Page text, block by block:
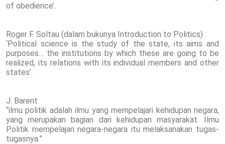
of obedience’.
Roger F. Soltau (dalam bukunya Introduction to Politics) :
‘Political science is the study of the state, its aims and
purposes… the institutions by which these are going to be
realized, its relations with its individual members and other
states’.
J. Barent
“ilmu politik adalah ilmu yang mempelajari kehidupan negara,
yang merupakan bagian dari kehidupan masyarakat. Ilmu
Politik mempelajari negara-negara itu melaksanakan tugas-
tugasnya.”